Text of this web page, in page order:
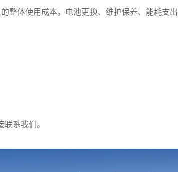
整体使用成本。电池更换、维护保养、能耗支
系我们。